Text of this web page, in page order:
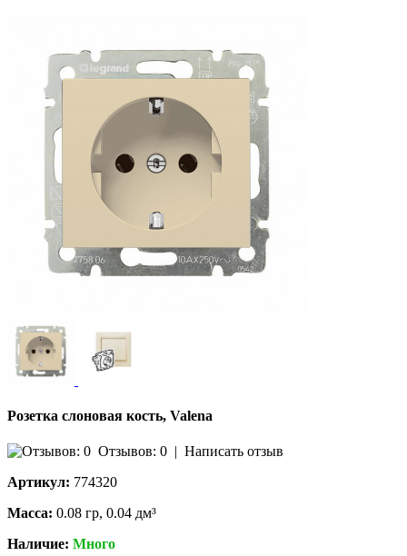
Розетка слоновая кость, Valena
Отзывов: 0
Написать отзыв
Артикул: 774320
Масса: 0.08 гр, 0.04 дм³
Наличие: Много